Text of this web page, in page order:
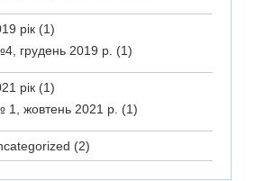
рік (1)
грудень 2019 р. (1)
рік (1)
1, жовтень 2021 р. (1)
(2)